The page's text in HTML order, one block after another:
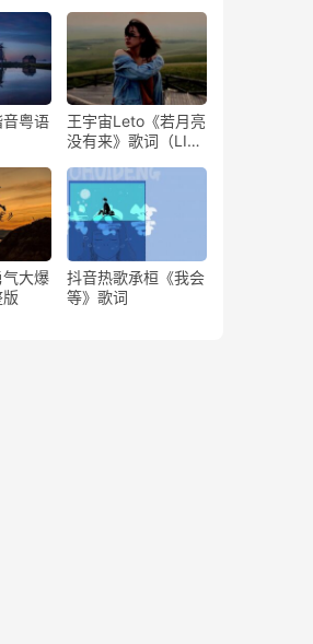
音粤语
王宇宙Leto《若月亮
没有来》歌词（LIVE
大爆
抖音热歌承桓《我会
等》歌词